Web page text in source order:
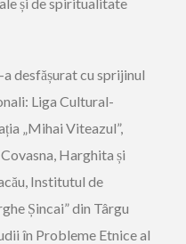
desfășurat cu sprijinul
Liga Cultural-
„Mihai Viteazul”,
Harghita și
Institutul de
Șincai” din Târgu
în Probleme Etnice al